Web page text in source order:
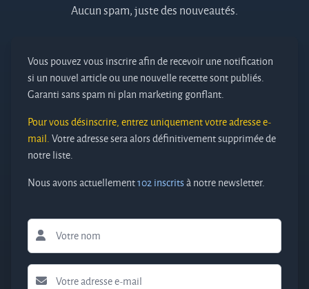
Aucun spam, juste des nouveautés.
Vous pouvez vous inscrire afin de recevoir une notification
si un nouvel article ou une nouvelle recette sont publiés.
Garanti sans spam ni plan marketing gonflant.
Pour vous désinscrire, entrez uniquement votre adresse e-
mail.Votre adresse sera alors définitivement supprimée de
notre liste.
Nous avons actuellement102 inscritsà notre newsletter.